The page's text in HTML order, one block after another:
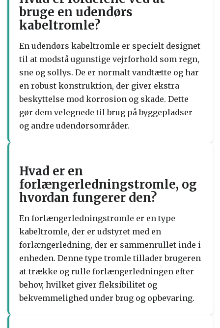
bruge en udendørs
kabeltromle?
En udendørs kabeltromle er specielt designet
til at modstå ugunstige vejrforhold som regn,
sne og sollys. De er normalt vandtætte og har
en robust konstruktion, der giver ekstra
beskyttelse mod korrosion og skade. Dette
gør dem velegnede til brug på byggepladser
og andre udendørsområder.
Hvad er en
forlængerledningstromle, og
hvordan fungerer den?
En forlængerledningstromle er en type
kabeltromle, der er udstyret med en
forlængerledning, der er sammenrullet inde i
enheden. Denne type tromle tillader brugeren
at trække og rulle forlængerledningen efter
behov, hvilket giver fleksibilitet og
bekvemmelighed under brug og opbevaring.